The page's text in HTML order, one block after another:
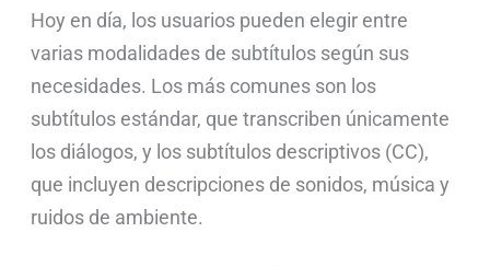
Hoy en día, los usuarios pueden elegir entre
varias modalidades de subtítulos según sus
necesidades. Los más comunes son los
subtítulos estándar, que transcriben únicamente
los diálogos, y los subtítulos descriptivos (CC),
que incluyen descripciones de sonidos, música y
ruidos de ambiente.